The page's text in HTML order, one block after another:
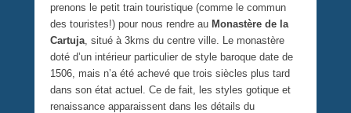
prenons le petit train touristique (comme le commun
des touristes!) pour nous rendre au Monastère de la
Cartuja , situé à 3kms du centre ville. Le monastère
doté d’un intérieur particulier de style baroque date de
1506, mais n’a été achevé que trois siècles plus tard
dans son état actuel. Ce de fait, les styles gotique et
renaissance apparaissent dans les détails du